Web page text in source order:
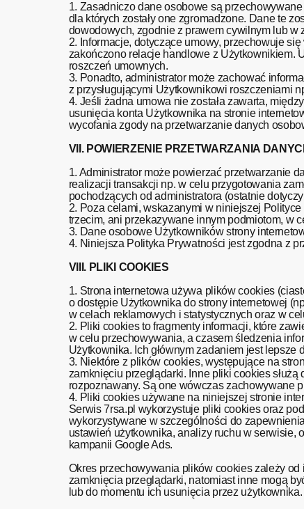
1. Zasadniczo dane osobowe są
dla których zostały one zgromadzone. Dane te
dowodowych, zgodnie z prawem cywilnym lub
2. Informacje, dotyczące umowy, przechowuje
zakończono relacje handlowe z Użytkownikiem.
roszczeń umownych.
3. Ponadto, administrator może zachować
z przysługującymi Użytkownikowi roszczeniami
4. Jeśli żadna umowa nie została zawarta,
usunięcia konta Użytkownika na stronie
wycofania zgody na przetwarzanie danych
VII. POWIERZENIE PRZETWARZANIA
1. Administrator może powierzać przetwarzanie
realizacji transakcji np. w celu przygotowania
pochodzących od administratora (ostatnie
2. Poza celami, wskazanymi w niniejszej
trzecim, ani przekazywane innym podmiotom, w
3. Dane osobowe Użytkowników strony
4. Niniejsza Polityka Prywatności jest zgodna z
VIII. PLIKI COOKIES
1. Strona internetowa używa plików cookies
o dostępie Użytkownika do strony internetowej
w celach reklamowych i statystycznych oraz w
2. Pliki cookies to fragmenty informacji, które
w celu przechowywania, a czasem śledzenia
Użytkownika. Ich głównym zadaniem jest
3. Niektóre z plików cookies, występujące na
zamknięciu przeglądarki. Inne pliki cookies
rozpoznawany. Są one wówczas zachowywane
4. Pliki cookies używane na niniejszej stronie
Serwis 7rsa.pl wykorzystuje pliki cookies oraz
wykorzystywane w szczególności do
ustawień użytkownika, analizy ruchu w serwisie,
kampanii Google Ads.
Okres przechowywania plików cookies zależy
zamknięcia przeglądarki, natomiast inne mogą
lub do momentu ich usunięcia przez